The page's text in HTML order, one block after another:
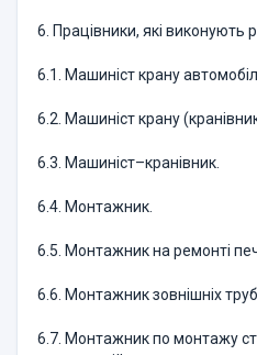
6. Працівники, які виконують
6.1. Машиніст крану
6.2. Машиніст крану
6.3. Машиніст–кранівник.
6.4. Монтажник.
6.5. Монтажник на ремонті
6.6. Монтажник зовнішніх
6.7. Монтажник по монтажу